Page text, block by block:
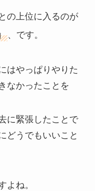
の上位に入るのが
、です。
はやっぱりやりた
なかったことを
に緊張したことで
どうでもいいこと
よね。